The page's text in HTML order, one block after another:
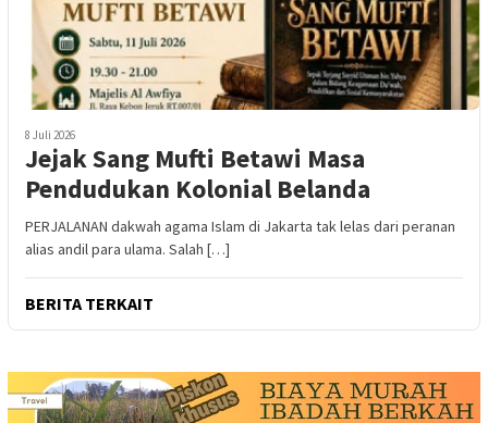
8 Juli 2026
Jejak Sang Mufti Betawi Masa
Pendudukan Kolonial Belanda
PERJALANAN dakwah agama Islam di Jakarta tak lelas dari peranan
alias andil para ulama. Salah […]
BERITA TERKAIT